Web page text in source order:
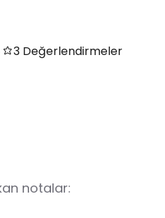
3 Değerlendirmeler
notalar: